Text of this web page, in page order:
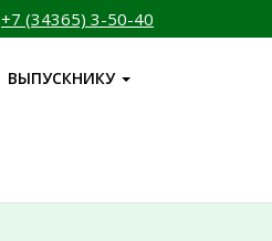
+7 (34365) 3-50-40
ВЫПУСКНИКУ